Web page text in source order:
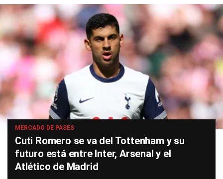
MERCADO DE PASES
Cuti Romero se va del Tottenham y su
futuro está entre Inter, Arsenal y el
Atlético de Madrid